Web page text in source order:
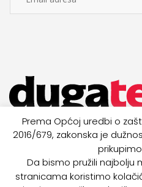
Prema Općoj uredbi o
2016/679, zakonska je
Da bismo pružili najbolju
stranicama koristimo